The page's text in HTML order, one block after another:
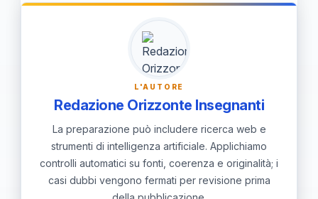
proposta, mentre l’Associazione di
genitori APEL ha difeso le
denominazioni tradizionali come parte
del patrimonio laico nazionale.
L'AUTORE
Redazione Orizzonte Insegnanti
La preparazione può includere ricerca web e
strumenti di intelligenza artificiale. Applichiamo
controlli automatici su fonti, coerenza e originalità; i
casi dubbi vengono fermati per revisione prima